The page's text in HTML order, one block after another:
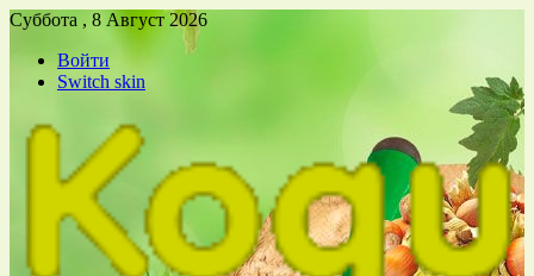
Суббота , 8 Август 2026
Войти
Switch skin